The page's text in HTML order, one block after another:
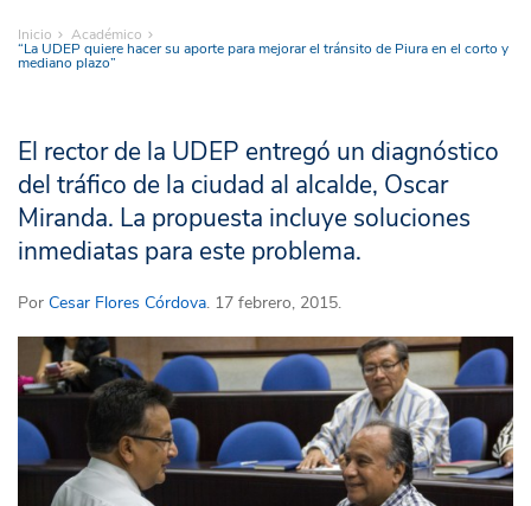
Inicio Académico
“La UDEP quiere hacer su aporte para mejorar el tránsito de Piura en el corto y
mediano plazo”
El rector de la UDEP entregó un diagnóstico
del tráfico de la ciudad al alcalde, Oscar
Miranda. La propuesta incluye soluciones
inmediatas para este problema.
Por Cesar Flores Córdova. 17 febrero, 2015.